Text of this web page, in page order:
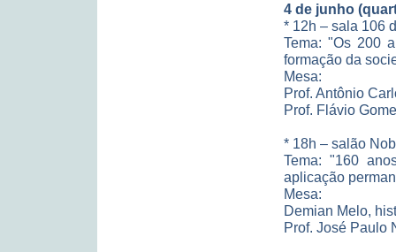
4 de junho
* 12h – sala 106
Tema: "Os 200
formação da
Mesa:
Prof. Antônio
Prof. Flávio
* 18h – salão
Tema: "160
aplicação
Mesa:
Demian Melo,
Prof. José Paulo